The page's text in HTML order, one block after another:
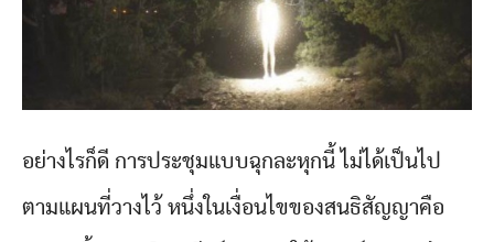
อย่างไรก็ดี การประชุมแบบฉุกละหุกนี้ ไม่ได้เป็นไป
ตามแผนที่วางไว้ หนึ่งในเงื่อนไขของสนธิสัญญาคือ